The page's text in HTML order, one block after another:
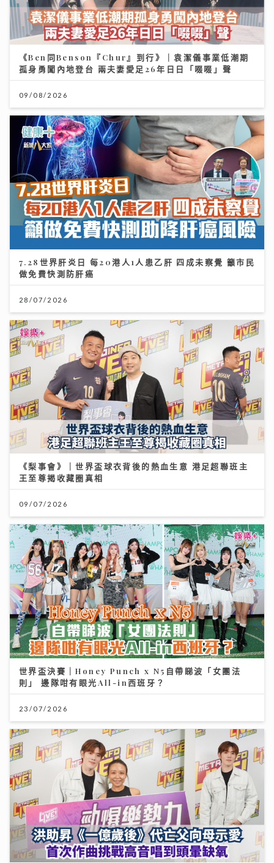
《Ben同Benson『Chur』到行》｜袁潔儀事業低潮期
孤身勇闖內地登台 兩夫妻愛足26年日日「啜啜」聲
09/08/2026
7.28世界肝炎日 每20港人1人患乙肝 四成未察覺 籲市民
做免費快測防肝癌
28/07/2026
《梨事會》｜世界盃球衣背後的熱血生意 港足超聯班主
王至尊揭收藏圈真相
09/07/2026
世界盃決賽｜Honey Punch x N5自帶睇波「女團法
則」 邊隊咁有眼光All-in西班牙？
23/07/2026